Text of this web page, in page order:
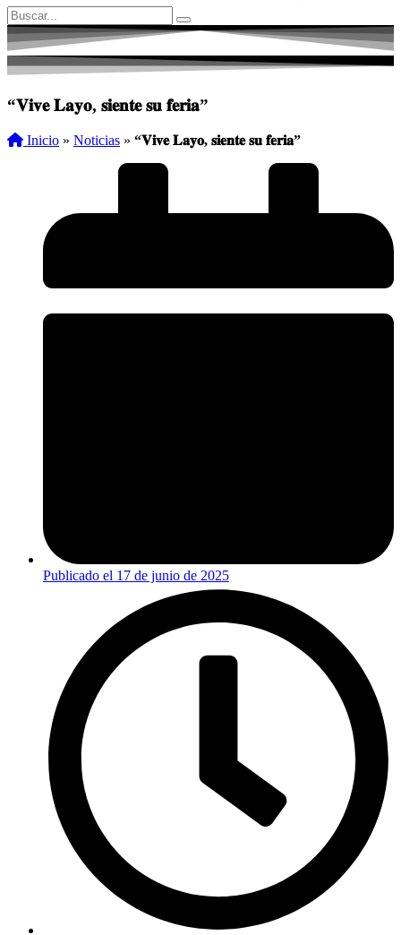
“𝐕𝐢𝐯𝐞 𝐋𝐚𝐲𝐨, 𝐬𝐢𝐞𝐧𝐭𝐞 𝐬𝐮 𝐟𝐞𝐫𝐢𝐚”
Inicio » Noticias » “𝐕𝐢𝐯𝐞 𝐋𝐚𝐲𝐨, 𝐬𝐢𝐞𝐧𝐭𝐞 𝐬𝐮 𝐟𝐞𝐫𝐢𝐚”
Publicado el 17 de junio de 2025